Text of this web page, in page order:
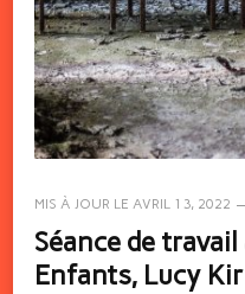
MIS À JOUR LE AVRIL 13, 2022
Séance de
Enfants, Lucy